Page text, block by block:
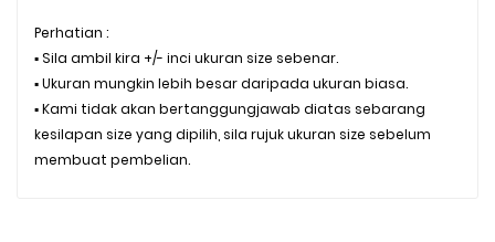
Perhatian :
▪️ Sila ambil kira +/- inci ukuran size sebenar.
▪️ Ukuran mungkin lebih besar daripada ukuran biasa.
▪️ Kami tidak akan bertanggungjawab diatas sebarang
kesilapan size yang dipilih, sila rujuk ukuran size sebelum
membuat pembelian.